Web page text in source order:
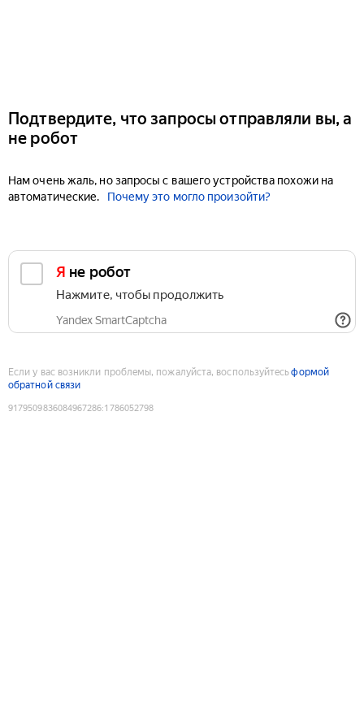
Подтвердите, что запросы отправляли вы, а
не робот
Нам очень жаль, но запросы с вашего устройства похожи на
автоматические.
Почему это могло произойти?
Я не робот
Нажмите, чтобы продолжить
Yandex SmartCaptcha
Если у вас возникли проблемы, пожалуйста, воспользуйтесьформой
обратной связи
9179509836084967286:1786052798